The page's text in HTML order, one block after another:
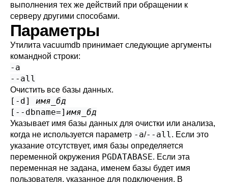
выполнения тех же действий при обращении к
серверу другими способами.
Параметры
Утилита vacuumdb принимает следующие аргументы
командной строки:
-a
--all
Очистить все базы данных.
[ -d] имя_бд
[ --dbname=] имя_бд
Указывает имя базы данных для очистки или анализа,
когда не используется параметр -a/--all. Если это
указание отсутствует, имя базы определяется
переменной окружения PGDATABASE. Если эта
переменная не задана, именем базы будет имя
пользователя, указанное для подключения. В